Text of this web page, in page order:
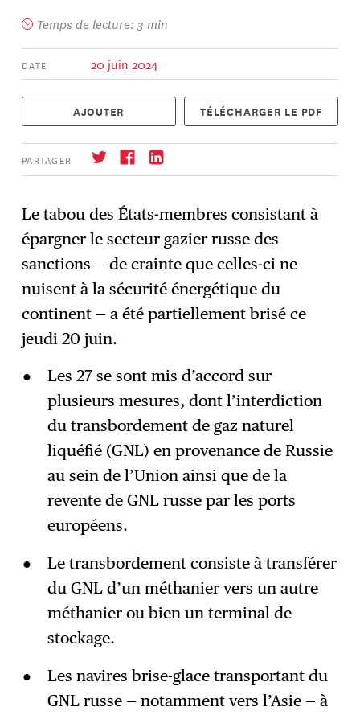
Temps de lecture: 3 min
DATE 20 juin 2024
AJOUTER TÉLÉCHARGER LE PDF
PARTAGER
→ S'abonner
Le tabou des États-membres consistant à
épargner le secteur gazier russe des
sanctions — de crainte que celles-ci ne
nuisent à la sécurité énergétique du
continent — a été partiellement brisé ce
jeudi 20 juin.
Les 27 se sont mis d’accord sur
plusieurs mesures, dont l’interdiction
du transbordement de gaz naturel
liquéfié (GNL) en provenance de Russie
au sein de l’Union ainsi que de la
revente de GNL russe par les ports
européens.
Le transbordement consiste à transférer
du GNL d’un méthanier vers un autre
méthanier ou bien un terminal de
stockage.
Les navires brise-glace transportant du
GNL russe — notamment vers l’Asie — à